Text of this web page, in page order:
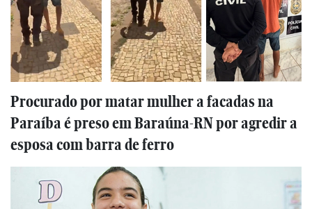
Procurado por matar mulher a facadas na
Paraíba é preso em Baraúna-RN por agredir a
esposa com barra de ferro